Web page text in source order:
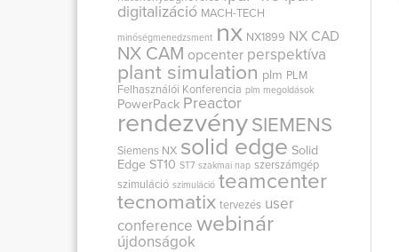
digitalizáció MACH-TECH
minőségmenedzsment nx NX1899 NX CAD
NX CAM opcenter perspektíva
plant simulation plm PLM
Felhasználói Konferencia plm megoldások
PowerPack Preactor
rendezvénySIEMENS
Siemens NX solid edge Solid
Edge ST10 ST7 szakmai nap szerszámgép
szimuláció szimuláció teamcenter
tecnomatix tervezés user
conference webinár
újdonságok